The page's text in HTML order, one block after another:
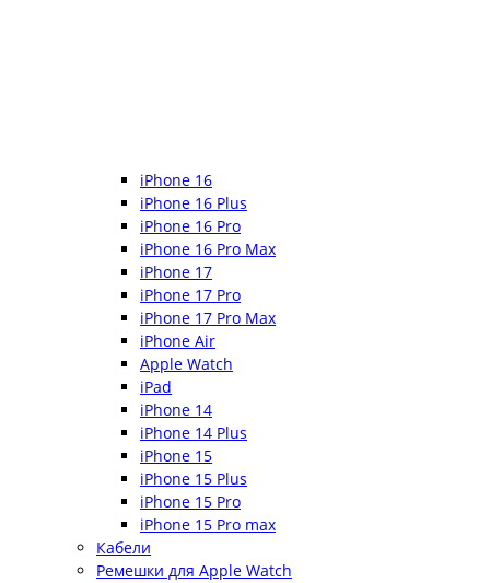
iPhone 16
iPhone 16 Plus
iPhone 16 Pro
iPhone 16 Pro Max
iPhone 17
iPhone 17 Pro
iPhone 17 Pro Max
iPhone Air
Apple Watch
iPad
iPhone 14
iPhone 14 Plus
iPhone 15
iPhone 15 Plus
iPhone 15 Pro
iPhone 15 Pro max
Кабели
Ремешки для Apple Watch